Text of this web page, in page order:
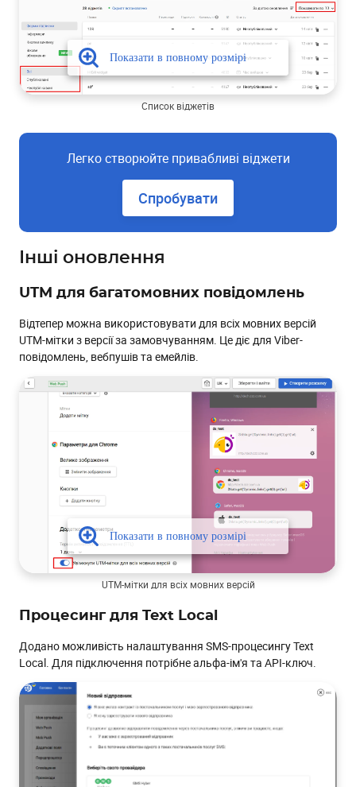
Список віджетів
Легко створюйте привабливі віджети
Спробувати
Інші оновлення
UTM для багатомовних повідомлень
Відтепер можна використовувати для всіх мовних версій
UTM-мітки з версії за замовчуванням. Це діє для Viber-
повідомлень, вебпушів та емейлів.
UTM-мітки для всіх мовних версій
Процесинг для Text Local
Додано можливість налаштування SMS-процесингу Text
Local. Для підключення потрібне альфа-ім'я та API-ключ.